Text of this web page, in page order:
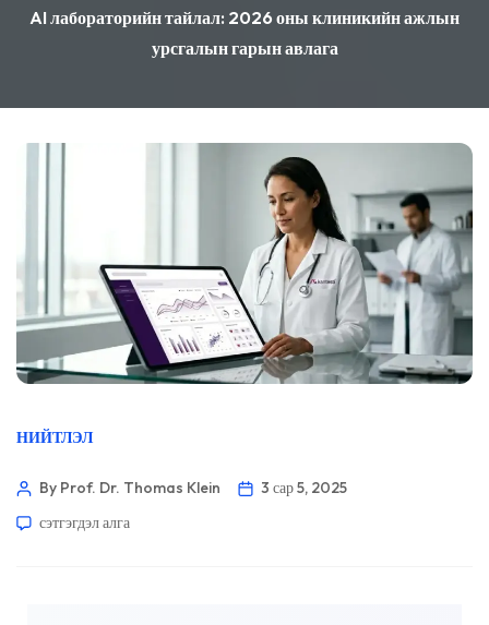
AI лабораторийн тайлал: 2026 оны клиникийн ажлын
урсгалын гарын авлага
НИЙТЛЭЛ
By Prof. Dr. Thomas Klein
3 сар 5, 2025
сэтгэгдэл алга